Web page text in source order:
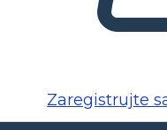
Zaregistrujte